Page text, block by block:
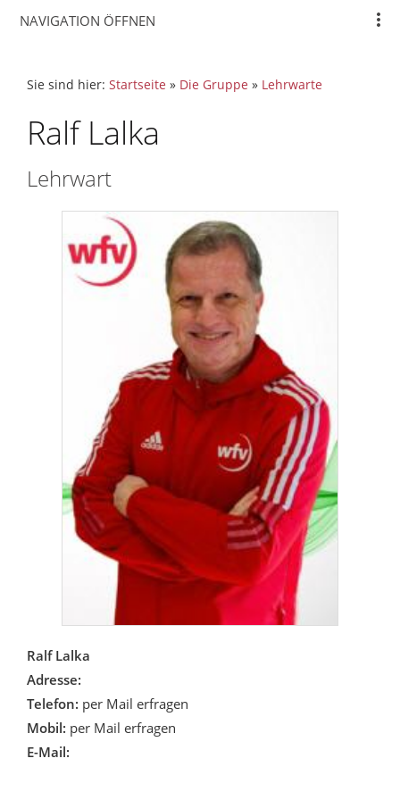
NAVIGATION ÖFFNEN
Sie sind hier: Startseite » Die Gruppe » Lehrwarte
Ralf Lalka
Lehrwart
Ralf Lalka
Adresse:
Telefon: per Mail erfragen
Mobil: per Mail erfragen
E-Mail: